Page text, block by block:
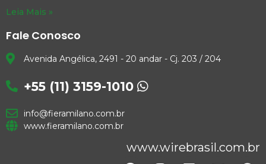
Leia Mais »
Fale Conosco
Avenida Angélica, 2491 - 20 andar - Cj. 203 / 204
+55 (11) 3159-1010
info@fieramilano.com.br
www.fieramilano.com.br
www.wirebrasil.com.br